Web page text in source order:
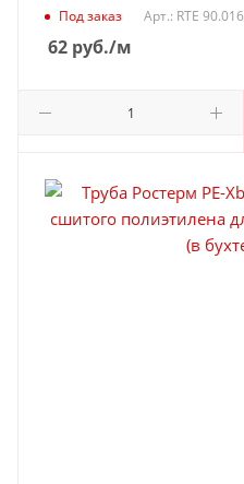
Под заказ Арт.: RTE 90.016
62 руб./м